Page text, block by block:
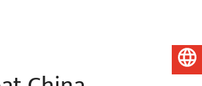
Bahasa Melayu